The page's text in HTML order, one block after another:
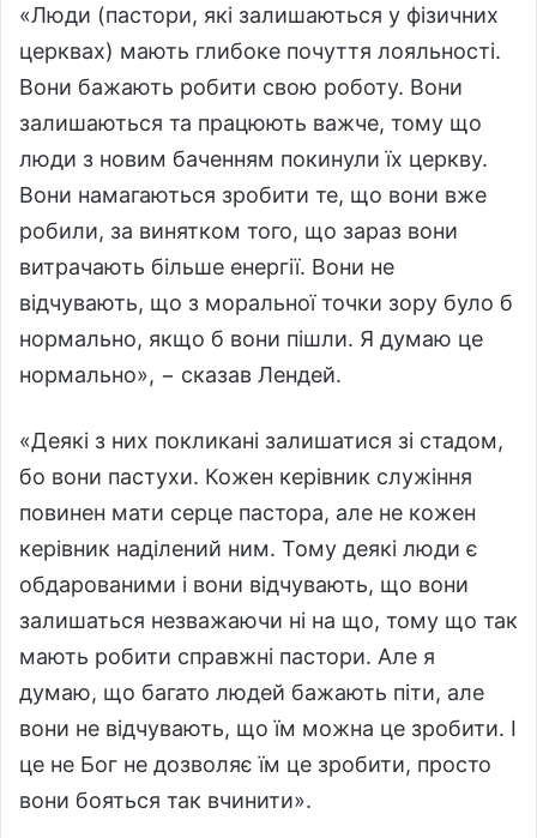
«Люди (пастори, які залишаються у фізичних
церквах) мають глибоке почуття лояльності.
Вони бажають робити свою роботу. Вони
залишаються та працюють важче, тому що
люди з новим баченням покинули їх церкву.
Вони намагаються зробити те, що вони вже
робили, за винятком того, що зараз вони
витрачають більше енергії. Вони не
відчувають, що з моральної точки зору було б
нормально, якщо б вони пішли. Я думаю це
нормально», − сказав Лендей.
«Деякі з них покликані залишатися зі стадом,
бо вони пастухи. Кожен керівник служіння
повинен мати серце пастора, але не кожен
керівник наділений ним. Тому деякі люди є
обдарованими і вони відчувають, що вони
залишаться незважаючи ні на що, тому що так
мають робити справжні пастори. Але я
думаю, що багато людей бажають піти, але
вони не відчувають, що їм можна це зробити. І
це не Бог не дозволяє їм це зробити, просто
вони бояться так вчинити».